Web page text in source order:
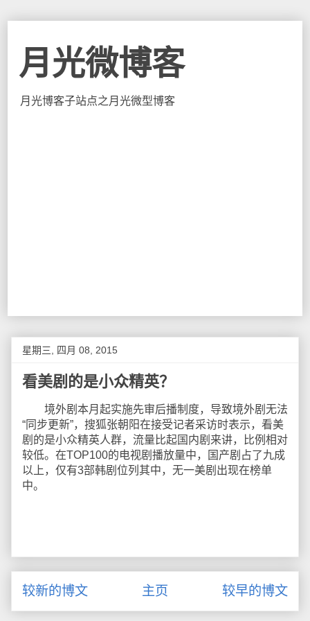
月光微博客
月光博客子站点之月光微型博客
星期三, 四月 08, 2015
看美剧的是小众精英？
境外剧本月起实施先审后播制度，导致境外剧无法
“同步更新”，搜狐张朝阳在接受记者采访时表示，看美
剧的是小众精英人群，流量比起国内剧来讲，比例相对
较低。在TOP100的电视剧播放量中，国产剧占了九成
以上，仅有3部韩剧位列其中，无一美剧出现在榜单
中。
较新的博文 较早的博文
主页